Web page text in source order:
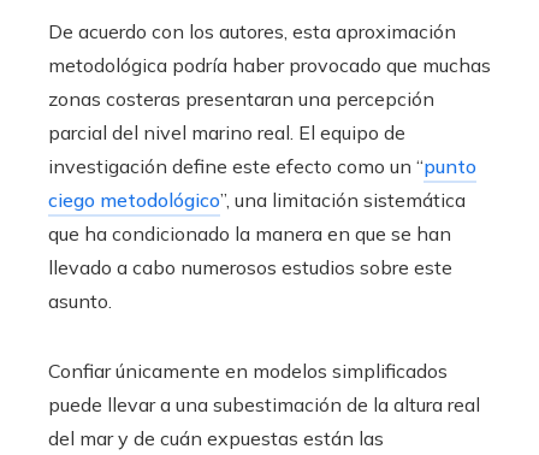
De acuerdo con los autores, esta aproximación
metodológica podría haber provocado que muchas
zonas costeras presentaran una percepción
parcial del nivel marino real. El equipo de
investigación define este efecto como un “punto
ciego metodológico”, una limitación sistemática
que ha condicionado la manera en que se han
llevado a cabo numerosos estudios sobre este
asunto.
Confiar únicamente en modelos simplificados
puede llevar a una subestimación de la altura real
del mar y de cuán expuestas están las